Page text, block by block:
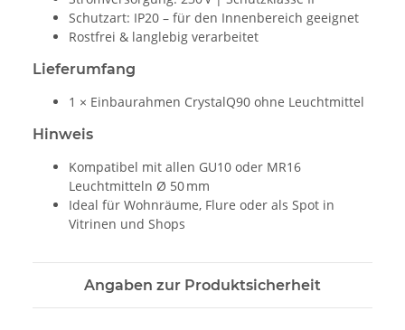
Schutzart: IP20 – für den Innenbereich geeignet
Rostfrei & langlebig verarbeitet
Lieferumfang
1 × Einbaurahmen CrystalQ90 ohne Leuchtmittel
Hinweis
Kompatibel mit allen GU10 oder MR16
Leuchtmitteln Ø 50 mm
Ideal für Wohnräume, Flure oder als Spot in
Vitrinen und Shops
Angaben zur Produktsicherheit